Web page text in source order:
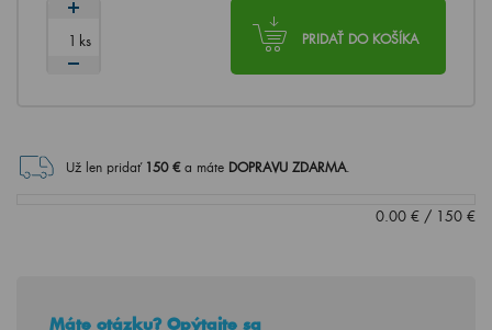
PRIDAŤ DO KOŠÍKA
ks
Už len pridať 150€ a máte DOPRAVU ZDARMA.
0.00 € / 150 €
Máte otázku? Opýtajte sa